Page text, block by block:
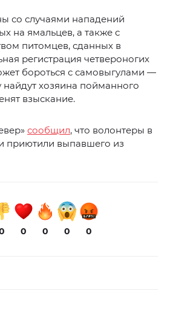
со случаями нападений
на ямальцев, а также с
питомцев, сданных в
регистрация четвероногих
бороться с самовыгулами —
найдут хозяина пойманного
взыскание.
сообщил, что волонтеры в
приютили выпавшего из
0 0 0 0